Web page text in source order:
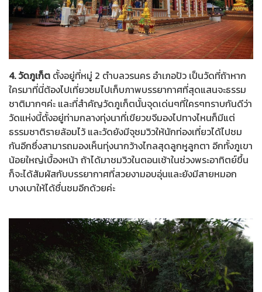
4. วัดภูเก็ต ตั้งอยู่ที่หมู่ 2 ตำบลวรนคร อำเภอปัว เป็นวัดที่ถ้าหาก
ใครมาที่นี่ต้องไปเที่ยวชมไปเก็บภาพบรรยากาศที่สุดแสนจะธรรม
ชาติมากๆค่ะ และที่สำคัญวัดภูเก็ตนั้นจุดเด่นๆที่ใครๆทราบกันดีว่า
วัดแห่งนี้ตั้งอยู่ท่ามกลางทุ่งนาที่เขียวขจีมองไปทางไหนก็มีแต่
ธรรมชาติรายล้อมไว้ และวัดยังมีจุชมวิวให้นักท่องเที่ยวได้ไปชม
กันอีกซึ่งสามารถมองเห็นทุ่งนากว้างไกลสุดลูกหูลูกตา อีกทั้งภูเขา
น้อยใหญ่เบื้องหน้า ถ้าได้มาชมวิวในตอนเช้าในช่วงพระอาทิตย์ขึ้น
ก็จะได้สัมผัสกับบรรยากาศที่สวยงามอบอุ่นและยังมีสายหมอก
บางเบาให้ได้ชื่นชมอีกด้วยค่ะ